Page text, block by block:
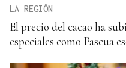
LA REGIÓN
El precio del cacao ha
especiales como Pascua